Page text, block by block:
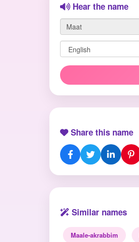
Hear the name
Share this name
Similar names
Maale-akrabbim